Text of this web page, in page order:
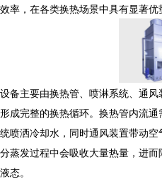
效率，在各类换热场景中具有显著优
设备主要由换热管、喷淋系统、通
形成完整的换热循环。换热管内流
统喷洒冷却水，同时通风装置带动
分蒸发过程中会吸收大量热量，进
液态。